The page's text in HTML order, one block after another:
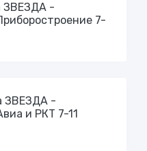
ЗВЕЗДА -
7-
ЗВЕЗДА -
и РКТ 7-11